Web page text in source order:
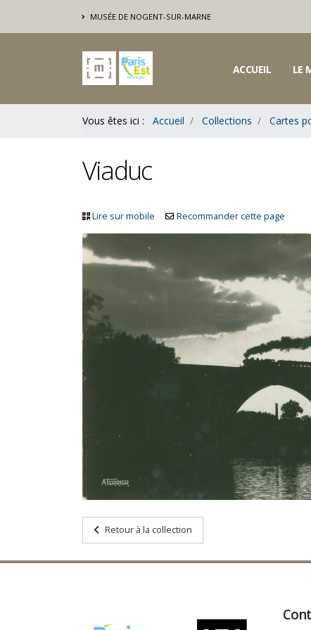
MUSÉE DE NOGENT-SUR-MARNE
ACCUEIL LE
Vous êtes ici : Accueil Collections Cartes
Viaduc
Lire sur mobile Recommander cette page
Retour à la collection